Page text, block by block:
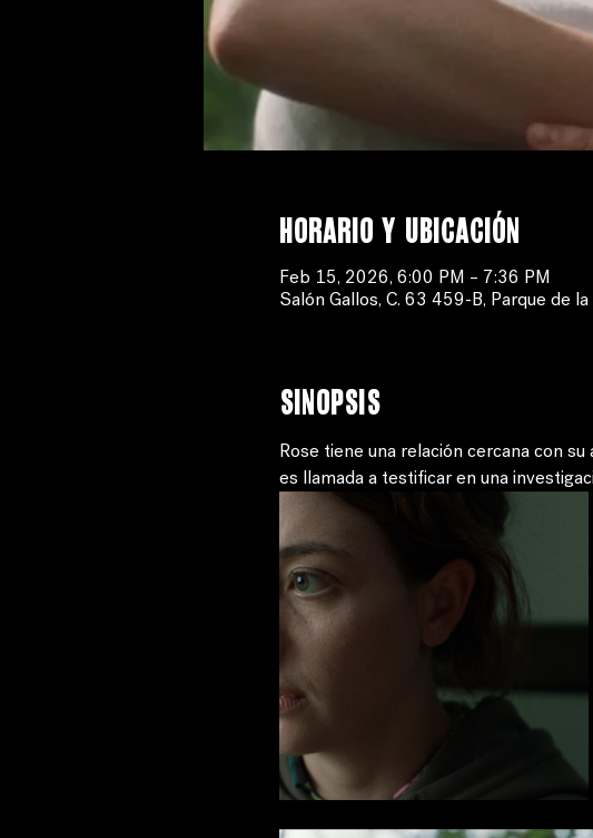
Horario y ubicación
Feb 15, 2026, 6:00 PM – 7:36 PM
Salón Gallos, C. 63 459-B, Parque de
Sinopsis
Rose tiene una relación cercana con
es llamada a testificar en una